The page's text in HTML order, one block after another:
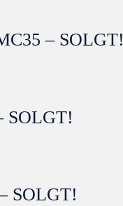
– SOLGT!
SOLGT!
SOLGT!